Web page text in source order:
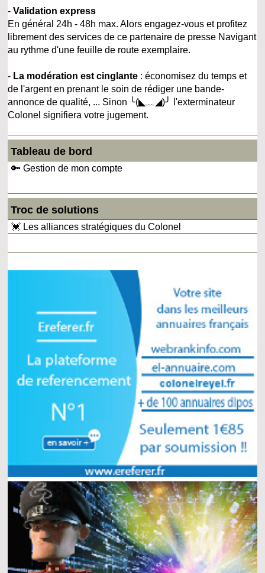
-Validation express
En général 24h - 48h max. Alors engagez-vous et profitez
librement des services de ce partenaire de presse Navigant
au rythme d'une feuille de route exemplaire.
- La modération est cinglante : économisez du temps et
de l'argent en prenant le soin de rédiger une bande-
annonce de qualité, ... Sinon ╰(◣﹏◢)╯ l'exterminateur
Colonel signifiera votre jugement.
Tableau de bord
🔑 Gestion de mon compte
Troc de solutions
💓 Les alliances stratégiques du Colonel